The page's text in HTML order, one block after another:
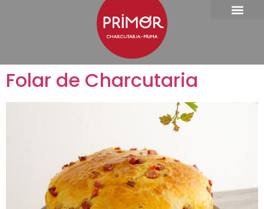
Folar de Charcutaria